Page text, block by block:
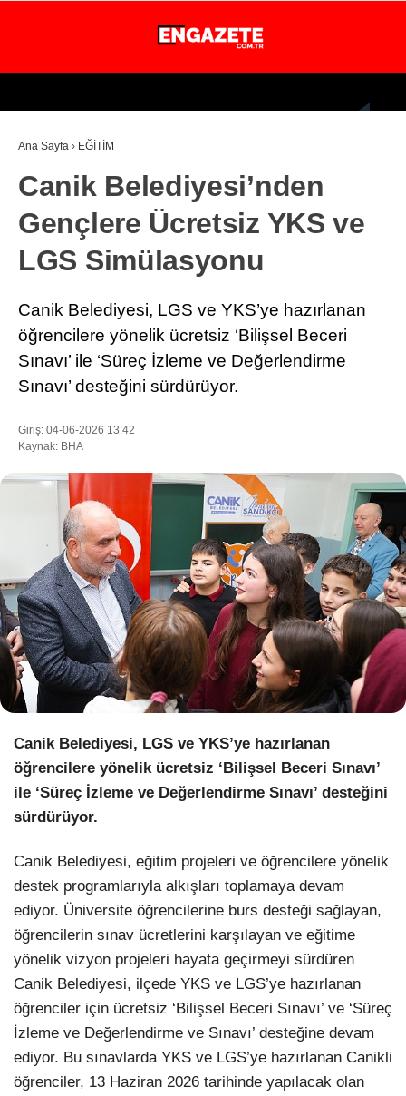
WhatsApp İhbar Hattı
Facebook
Instagram
Youtube
Pinterest
Dribbble
LinkedIn
31
İSTANBUL
GÜNDEM
EKONOMİ
DÜNYA
MAGAZİN
SAĞLIK
TEKNOLOJİ
Ana Sayfa › EĞİTİM
Canik Belediyesi’nden
Gençlere Ücretsiz YKS ve
LGS Simülasyonu
Canik Belediyesi, LGS ve YKS’ye hazırlanan
öğrencilere yönelik ücretsiz ‘Bilişsel Beceri
Sınavı’ ile ‘Süreç İzleme ve Değerlendirme
Sınavı’ desteğini sürdürüyor.
Giriş: 04-06-2026 13:42
Kaynak: BHA
Canik Belediyesi, LGS ve YKS’ye hazırlanan
öğrencilere yönelik ücretsiz ‘Bilişsel Beceri Sınavı’
ile ‘Süreç İzleme ve Değerlendirme Sınavı’ desteğini
sürdürüyor.
Canik Belediyesi, eğitim projeleri ve öğrencilere yönelik
destek programlarıyla alkışları toplamaya devam
ediyor. Üniversite öğrencilerine burs desteği sağlayan,
öğrencilerin sınav ücretlerini karşılayan ve eğitime
yönelik vizyon projeleri hayata geçirmeyi sürdüren
Canik Belediyesi, ilçede YKS ve LGS’ye hazırlanan
öğrenciler için ücretsiz ‘Bilişsel Beceri Sınavı’ ve ‘Süreç
İzleme ve Değerlendirme ve Sınavı’ desteğine devam
ediyor. Bu sınavlarda YKS ve LGS’ye hazırlanan Canikli
öğrenciler, 13 Haziran 2026 tarihinde yapılacak olan